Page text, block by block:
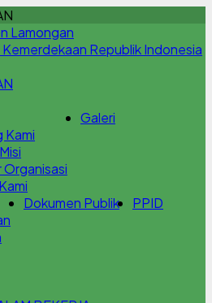
Kami
Galeri
Dokumen Publik PPID